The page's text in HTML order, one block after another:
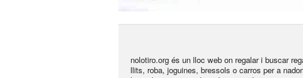
nolotiro.org és un lloc web on regalar i buscar
llits, roba, joguines, bressols o carros per a